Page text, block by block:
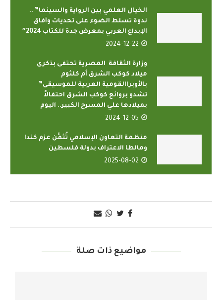
الخيال العلمي بين الرواية والسينما” ..
ندوة تسلط الضوء على تحديات وآفاق
الإبداع العربي بمعرض جدة للكتاب 2024″
2024-12-22
وزارة الثقافة المصرية تحتفى بذكرى
ميلاد كوكب الشرق أم كلثوم
بالأوبراالقومية العربية للموسيقى”
تشدو بروائع كوكب الشرق احتفالاً
بميلادها علي المسرح الكبير.. اليوم
2024-12-05
منظمة التعاون الإسلامي تُثمِّن عزم كندا
ومالطا الاعتراف بدولة فلسطين
2025-08-02
مواضيع ذات صلة